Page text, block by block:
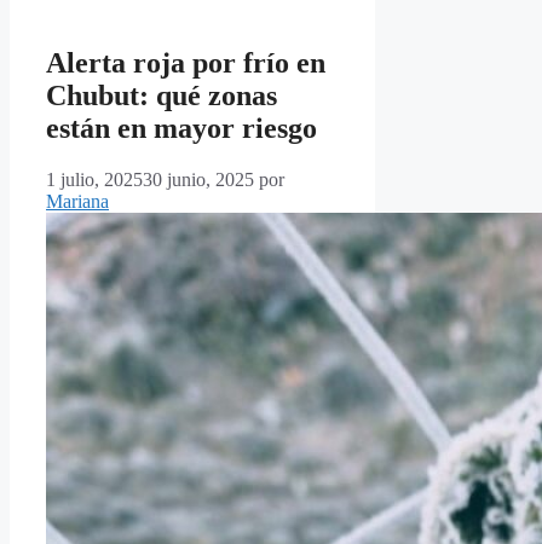
Alerta roja por frío en
Chubut: qué zonas
están en mayor riesgo
1 julio, 202530 junio, 2025 por
Mariana